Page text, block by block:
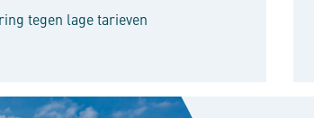
tegen lage tarieven